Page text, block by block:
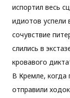
испортил весь
идиотов успели
сочувствие
слились в
кровавого
В Кремле, когда
отправили